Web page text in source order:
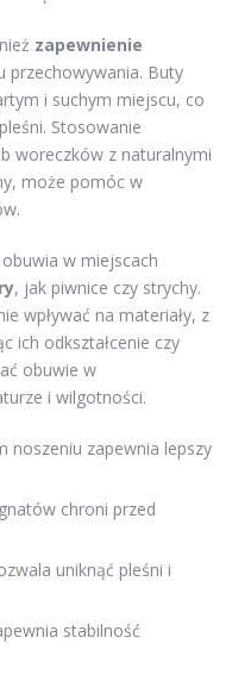
zapewnienie
przechowywania. Buty
i suchym miejscu, co
Stosowanie
woreczków z naturalnymi
może pomóc w
w miejscach
, jak piwnice czy strychy.
wpływać na materiały, z
ich odkształcenie czy
obuwie w
i wilgotności.
noszeniu zapewnia lepszy
chroni przed
uniknąć pleśni i
stabilność